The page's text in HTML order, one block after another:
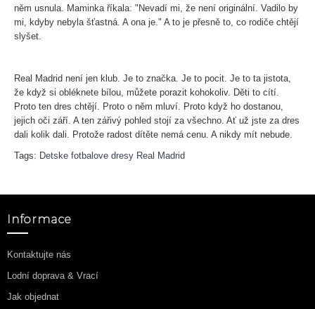
něm usnula. Maminka říkala: "Nevadí mi, že není originální. Vadilo by
mi, kdyby nebyla šťastná. A ona je." A to je přesně to, co rodiče chtějí
slyšet.
Real Madrid není jen klub. Je to značka. Je to pocit. Je to ta jistota,
že když si obléknete bílou, můžete porazit kohokoliv. Děti to cítí.
Proto ten dres chtějí. Proto o něm mluví. Proto když ho dostanou,
jejich oči září. A ten zářivý pohled stojí za všechno. Ať už jste za dres
dali kolik dali. Protože radost dítěte nemá cenu. A nikdy mít nebude.
Tags: Detske fotbalove dresy Real Madrid
Informace
Kontaktujte nás
Lodní doprava & Vrací
Jak objednat